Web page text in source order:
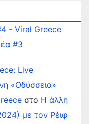
- Viral Greece
#3
Live
«Οδύσσεια»
στο Η άλλη
με τον Ρέιφ